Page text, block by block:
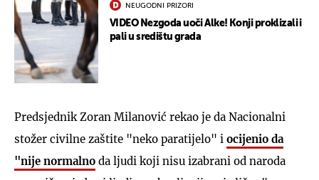
NEUGODNI PRIZORI
VIDEO Nezgoda uoči Alke! Konji proklizali i
pali u središtu grada
Predsjednik Zoran Milanović rekao je da Nacionalni
stožer civilne zaštite "neko paratijelo" i ocijenio da
"nije normalno da ljudi koji nisu izabrani od naroda